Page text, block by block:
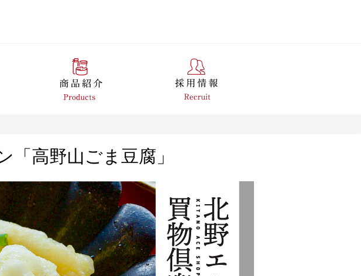
「高野山ごま豆腐」